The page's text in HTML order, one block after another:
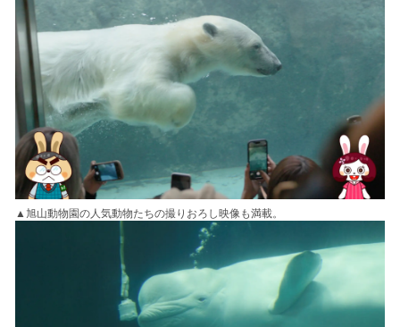
▲旭山動物園の人気動物たちの撮りおろし映像も満載。